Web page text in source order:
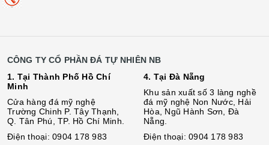
CÔNG TY CỔ PHẦN ĐÁ TỰ NHIÊN NB
1. Tại Thành Phố Hồ Chí
Minh
Cửa hàng đá mỹ nghệ
Trường Chinh P. Tây Thạnh,
Q. Tân Phú, TP. Hồ Chí Minh.
Điện thoại: 0904 178 983
4. Tại Đà Nẵng
Khu sản xuất số 3 làng nghề
đá mỹ nghệ Non Nước, Hải
Hòa, Ngũ Hành Sơn, Đà
Nẵng.
Điện thoại: 0904 178 983